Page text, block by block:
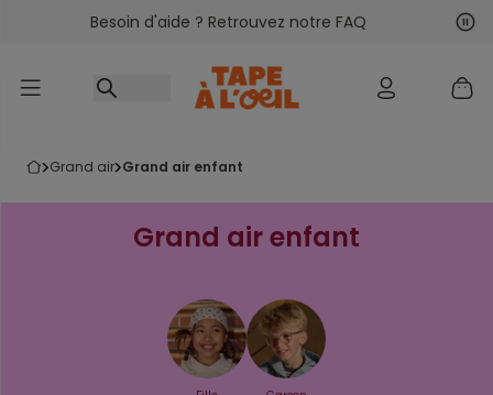
Accéder au contenu
Besoin d'aide ? Retrouvez notre FAQ
grand air grand air enfant
Grand air enfant